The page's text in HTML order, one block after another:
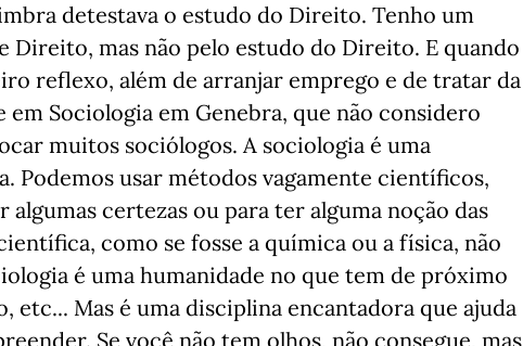
detestava o estudo do Direito. Tenho um
Direito, mas não pelo estudo do Direito. E quando
reflexo, além de arranjar emprego e de tratar da
Sociologia em Genebra, que não considero
muitos sociólogos. A sociologia é uma
Podemos usar métodos vagamente científicos,
certezas ou para ter alguma noção das
como se fosse a química ou a física, não
é uma humanidade no que tem de próximo
etc... Mas é uma disciplina encantadora que ajuda
Se você não tem olhos, não consegue, mas